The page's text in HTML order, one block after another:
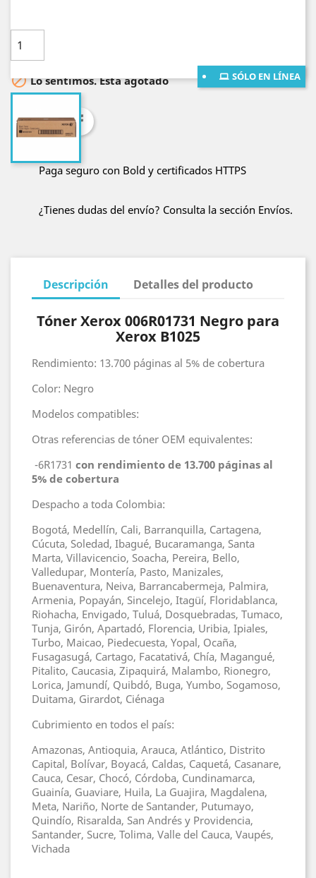
SÓLO EN LÍNEA
Lo sentimos. Está agotado
Compartir
Paga seguro con Bold y certificados HTTPS
¿Tienes dudas del envío? Consulta la sección Envíos.
Descripción Detalles del producto
Tóner Xerox 006R01731 Negro para
Xerox B1025
Rendimiento: 13.700 páginas al 5% de cobertura
Color: Negro
Modelos compatibles:
Otras referencias de tóner OEM equivalentes:
-6R1731 con rendimiento de 13.700 páginas al
5% de cobertura
Despacho a toda Colombia:
Bogotá, Medellín, Cali, Barranquilla, Cartagena,
Cúcuta, Soledad, Ibagué, Bucaramanga, Santa
Marta, Villavicencio, Soacha, Pereira, Bello,
Valledupar, Montería, Pasto, Manizales,
Buenaventura, Neiva, Barrancabermeja, Palmira,
Armenia, Popayán, Sincelejo, Itagüí, Floridablanca,
Riohacha, Envigado, Tuluá, Dosquebradas, Tumaco,
Tunja, Girón, Apartadó, Florencia, Uribia, Ipiales,
Turbo, Maicao, Piedecuesta, Yopal, Ocaña,
Fusagasugá, Cartago, Facatativá, Chía, Magangué,
Pitalito, Caucasia, Zipaquirá, Malambo, Rionegro,
Lorica, Jamundí, Quibdó, Buga, Yumbo, Sogamoso,
Duitama, Girardot, Ciénaga
Cubrimiento en todos el país:
Amazonas, Antioquia, Arauca, Atlántico, Distrito
Capital, Bolívar, Boyacá, Caldas, Caquetá, Casanare,
Cauca, Cesar, Chocó, Córdoba, Cundinamarca,
Guainía, Guaviare, Huila, La Guajira, Magdalena,
Meta, Nariño, Norte de Santander, Putumayo,
Quindío, Risaralda, San Andrés y Providencia,
Santander, Sucre, Tolima, Valle del Cauca, Vaupés,
Vichada